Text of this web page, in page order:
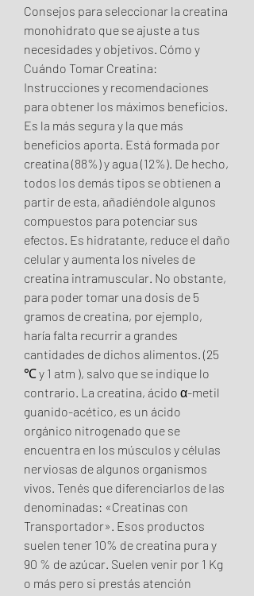
Consejos para seleccionar la creatina
monohidrato que se ajuste a tus
necesidades y objetivos. Cómo y
Cuándo Tomar Creatina:
Instrucciones y recomendaciones
para obtener los máximos beneficios.
Es la más segura y la que más
beneficios aporta. Está formada por
creatina (88%) y agua (12%). De hecho,
todos los demás tipos se obtienen a
partir de esta, añadiéndole algunos
compuestos para potenciar sus
efectos. Es hidratante, reduce el daño
celular y aumenta los niveles de
creatina intramuscular. No obstante,
para poder tomar una dosis de 5
gramos de creatina, por ejemplo,
haría falta recurrir a grandes
cantidades de dichos alimentos. (25
℃ y 1 atm ), salvo que se indique lo
contrario. La creatina, ácido α-metil
guanido-acético, es un ácido
orgánico nitrogenado que se
encuentra en los músculos y células
nerviosas de algunos organismos
vivos. Tenés que diferenciarlos de las
denominadas: «Creatinas con
Transportador». Esos productos
suelen tener 10% de creatina pura y
90 % de azúcar. Suelen venir por 1 Kg
o más pero si prestás atención